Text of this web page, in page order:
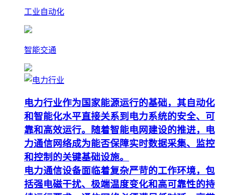
工业自动化
智能交通
电力行业作为国家能源运行的基础，其自动化
和智能化水平直接关系到电力系统的安全、可
靠和高效运行。随着智能电网建设的推进，电
力通信网络成为能否保障实时数据采集、监控
和控制的关键基础设施。
电力通信设备面临着复杂严苛的工作环境，包
括强电磁干扰、极端温度变化和高可靠性的持